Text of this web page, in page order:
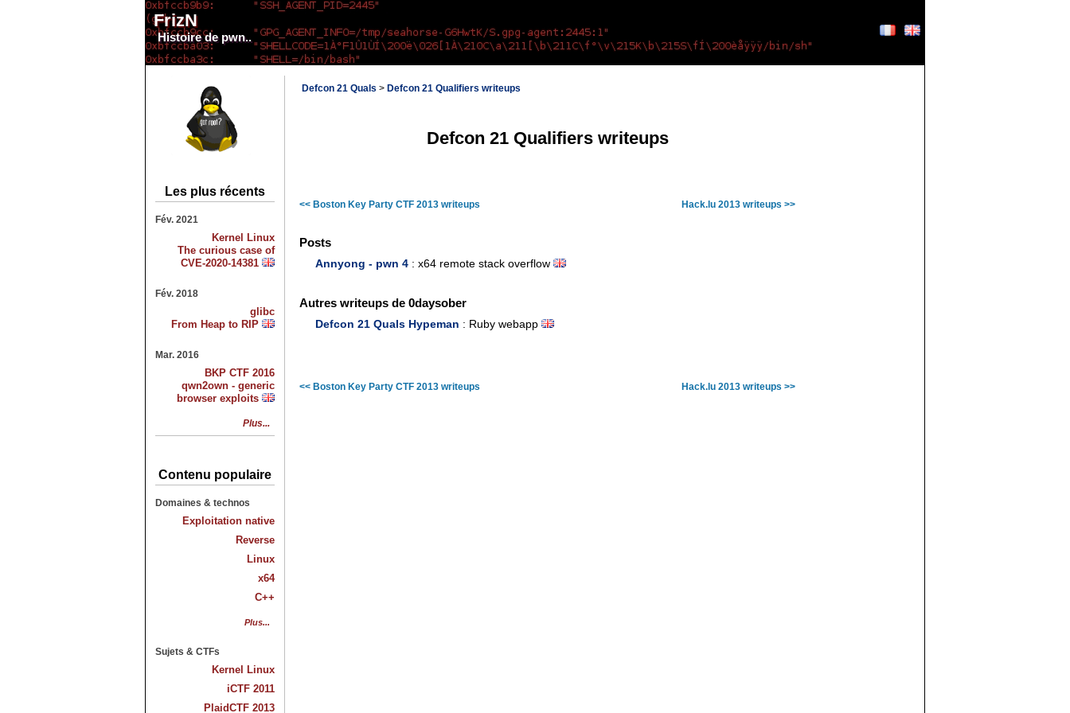
FrizN
Histoire de pwn..
Defcon 21 Quals > Defcon 21 Qualifiers writeups
Defcon 21 Qualifiers writeups
<< Boston Key Party CTF 2013 writeups Hack.lu 2013 writeups >>
Posts
Annyong - pwn 4 : x64 remote stack overflow
Autres writeups de 0daysober
Defcon 21 Quals Hypeman : Ruby webapp
<< Boston Key Party CTF 2013 writeups Hack.lu 2013 writeups >>
Les plus récents
Fév. 2021
Kernel Linux
The curious case of
CVE-2020-14381
Fév. 2018
glibc
From Heap to RIP
Mar. 2016
BKP CTF 2016
qwn2own - generic
browser exploits
Plus...
Contenu populaire
Domaines & technos
Exploitation native
Reverse
Linux
x64
C++
Plus...
Sujets & CTFs
Kernel Linux
iCTF 2011
PlaidCTF 2013